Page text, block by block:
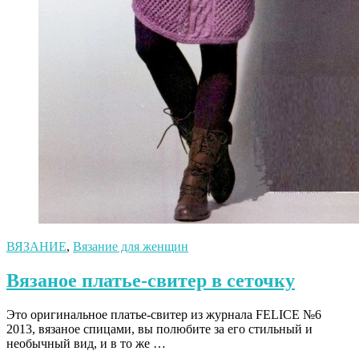
ВЯЗАНИЕ, Вязание для женщин
Вязаное платье-свитер в сеточку
Это оригинальное платье-свитер из журнала FELICE №6
2013, вязаное спицами, вы полюбите за его стильный и
необычный вид, и в то же …